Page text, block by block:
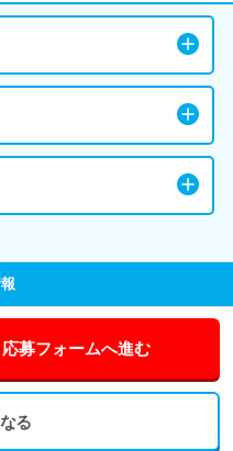
募フォームへ進む
る